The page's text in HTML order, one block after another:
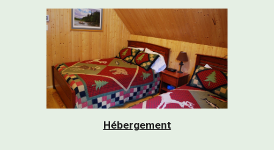
Hébergement